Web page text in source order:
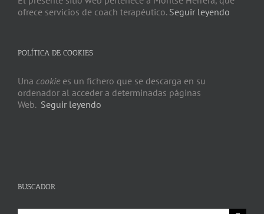
ofrece servicios de coach terapéutico. Seguir leyendo
POLÍTICA DE COOKIES
Una cookie es un fichero que se descarga en su
ordenador al acceder a determinadas páginas
Web. Seguir leyendo
BUSCADOR